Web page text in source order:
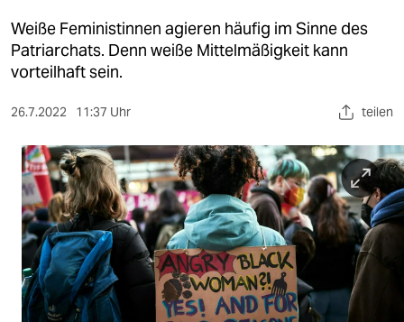
kultur
sport
berlin
nord
wahrheit
verlag
verlag
veranstaltungen
Weiße Feministinnen agieren häufig im Sinne des
Patriarchats. Denn weiße Mittelmäßigkeit kann
vorteilhaft sein.
26.7.2022 11:37 Uhr teilen